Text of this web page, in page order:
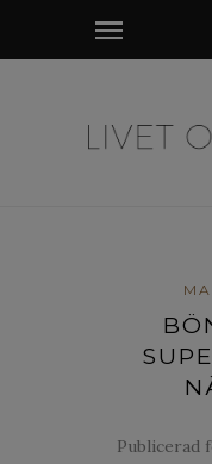
Publicerad